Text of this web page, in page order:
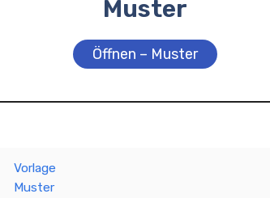
Muster
Öffnen – Muster
Vorlage
Muster